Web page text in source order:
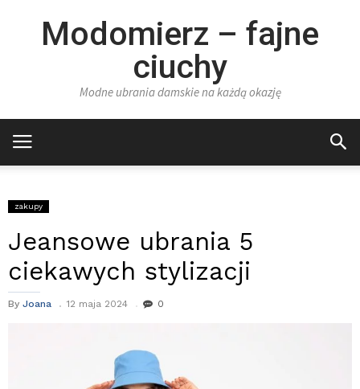
Modomierz – fajne
ciuchy
Modne ubrania damskie na każdą okazję
zakupy
Jeansowe ubrania 5
ciekawych stylizacji
By Joana 12 maja 2024 0